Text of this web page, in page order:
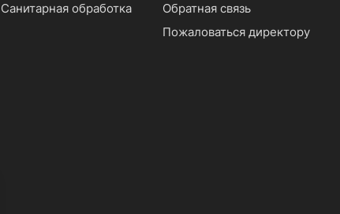
Санитарная обработка
Обратная связь
Пожаловаться директору